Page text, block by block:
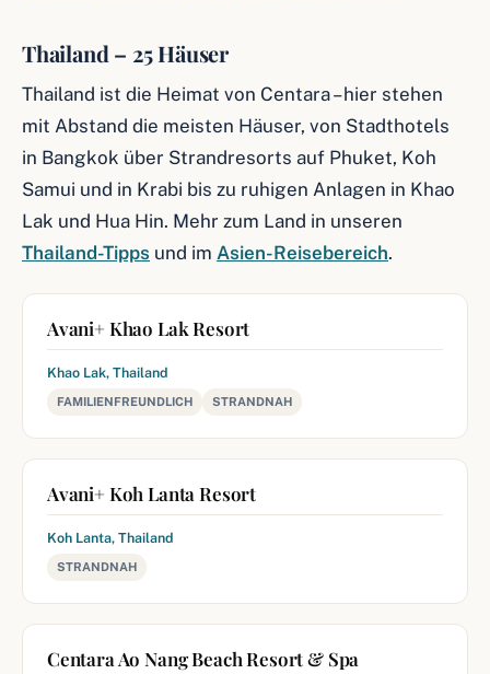
Thailand – 25 Häuser
Thailand ist die Heimat von Centara – hier stehen
mit Abstand die meisten Häuser, von Stadthotels
in Bangkok über Strandresorts auf Phuket, Koh
Samui und in Krabi bis zu ruhigen Anlagen in Khao
Lak und Hua Hin. Mehr zum Land in unseren
Thailand-Tipps und im Asien-Reisebereich.
Avani+ Khao Lak Resort
Khao Lak, Thailand
FAMILIENFREUNDLICH STRANDNAH
Avani+ Koh Lanta Resort
Koh Lanta, Thailand
STRANDNAH
Centara Ao Nang Beach Resort & Spa